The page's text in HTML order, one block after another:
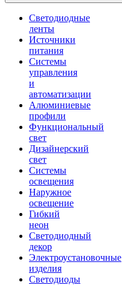
Светодиодные
ленты
Источники
питания
Системы
управления
и
автоматизации
Алюминиевые
профили
Функциональный
свет
Дизайнерский
свет
Системы
освещения
Наружное
освещение
Гибкий
неон
Светодиодный
декор
Электроустановочные
изделия
Светодиоды